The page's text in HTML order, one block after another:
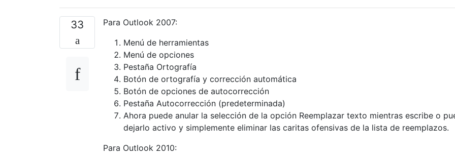
33
Para Outlook 2007:
Menú de herramientas
Menú de opciones
Pestaña Ortografía
Botón de ortografía y corrección automática
Botón de opciones de autocorrección
Pestaña Autocorrección (predeterminada)
Ahora puede anular la selección de la opción Reemplazar texto mientras escribe o
dejarlo activo y simplemente eliminar las caritas ofensivas de la lista de reemplazos.
Para Outlook 2010: